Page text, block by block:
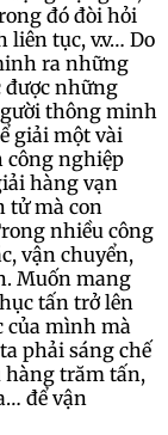
đó đòi hỏi
liên tục, v.v… Do
ra những
được những
thông minh
giải một vài
công nghiệp
hàng vạn
tử mà con
nhiều công
vận chuyển,
Muốn mang
tấn trở lên
của mình mà
phải sáng chế
hàng trăm tấn,
để vận